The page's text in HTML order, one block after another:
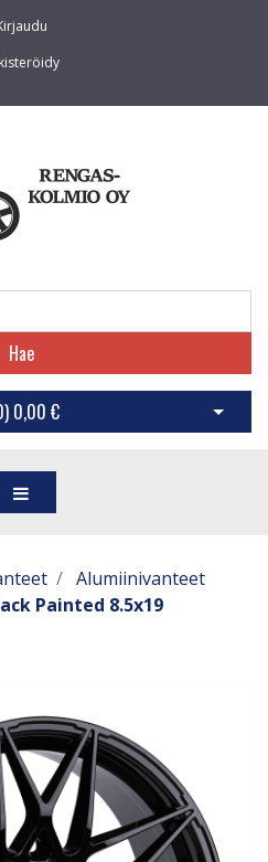
Hae
) 0,00 € Avaa
Alumiinivanteet
Painted 8.5x19